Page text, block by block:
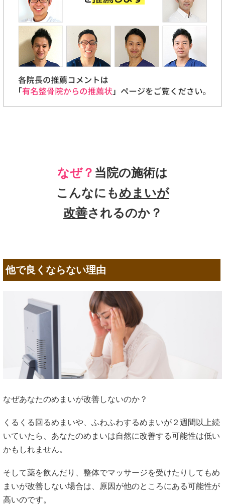
なぜ？ 当院の施術は
こんなにもめまいが
改善されるのか？
他で良くならない理由
なぜあなたのめまいが改善しないのか？
くるくる回るめまいや、ふわふわするめまいが２週間以上続
いていたら、あなたのめまいは自然に改善する可能性は低い
かもしれません。
そして薬を飲んだり、整体でマッサージを受けたりしてもめ
まいが改善しない場合は、原因が他のところにある可能性が
高いのです。